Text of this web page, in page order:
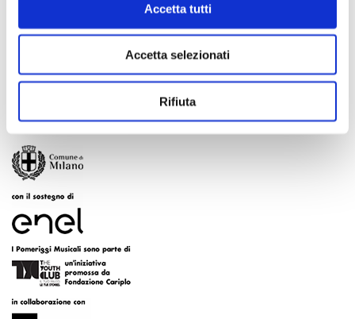
Accetta tutti
Accetta selezionati
Rifiuta